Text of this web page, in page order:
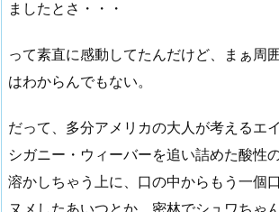
ましたとさ・・・
って素直に感動してたんだけど、まぁ周
はわからんでもない。
だって、多分アメリカの大人が考えるエ
シガニー・ウィーバーを追い詰めた酸性
溶かしちゃう上に、口の中からもう一個
ヌメしたあいつとか、密林でシュワちゃ